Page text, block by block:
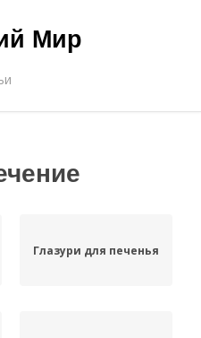
Мир
Глазури для печенья